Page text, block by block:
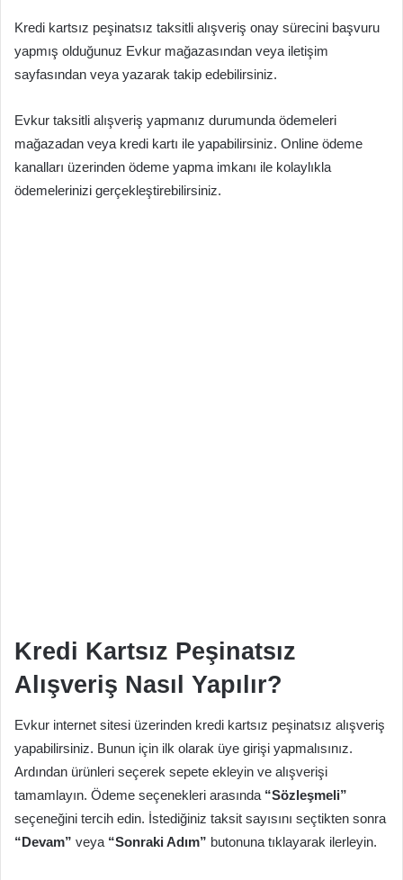
Kredi kartsız peşinatsız taksitli alışveriş onay sürecini başvuru
yapmış olduğunuz Evkur mağazasından veya iletişim
sayfasından veya yazarak takip edebilirsiniz.
Evkur taksitli alışveriş yapmanız durumunda ödemeleri
mağazadan veya kredi kartı ile yapabilirsiniz. Online ödeme
kanalları üzerinden ödeme yapma imkanı ile kolaylıkla
ödemelerinizi gerçekleştirebilirsiniz.
Kredi Kartsız Peşinatsız
Alışveriş Nasıl Yapılır?
Evkur internet sitesi üzerinden kredi kartsız peşinatsız alışveriş
yapabilirsiniz. Bunun için ilk olarak üye girişi yapmalısınız.
Ardından ürünleri seçerek sepete ekleyin ve alışverişi
tamamlayın. Ödeme seçenekleri arasında “Sözleşmeli”
seçeneğini tercih edin. İstediğiniz taksit sayısını seçtikten sonra
“Devam” veya “Sonraki Adım” butonuna tıklayarak ilerleyin.